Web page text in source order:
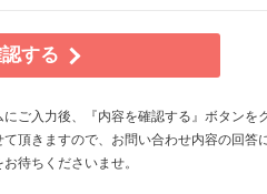
する
入力後、『内容を確認する』ボタンを
頂きますので、お問い合わせ内容の回答
待ちくださいませ。